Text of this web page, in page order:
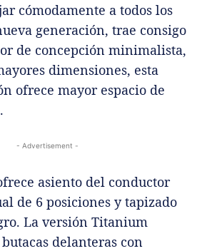
cómodamente a todos los
generación, trae consigo
de concepción minimalista,
dimensiones, esta
ofrece mayor espacio de
- Advertisement -
asiento del conductor
de 6 posiciones y tapizado
La versión Titanium
delanteras con